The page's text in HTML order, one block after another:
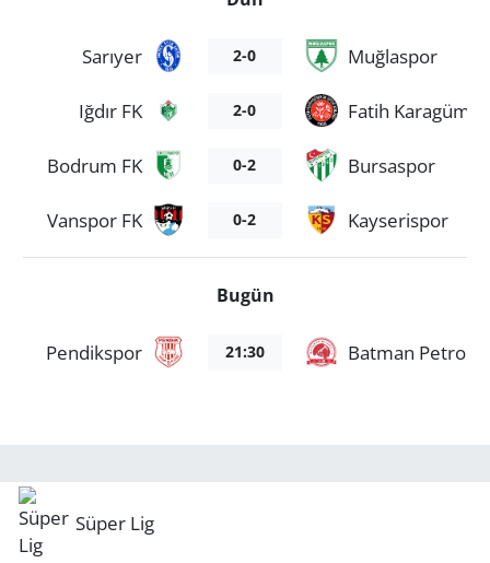
Sarıyer 2-0 Muğlaspor
Iğdır FK 2-0 Fatih
Bodrum FK 0-2 Bursaspor
Vanspor FK 0-2 Kayserispor
Bugün
Pendikspor 21:30 Batman
Süper Lig